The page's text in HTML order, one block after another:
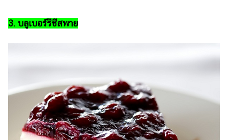
3. บลูเบอร์รีชีสพาย